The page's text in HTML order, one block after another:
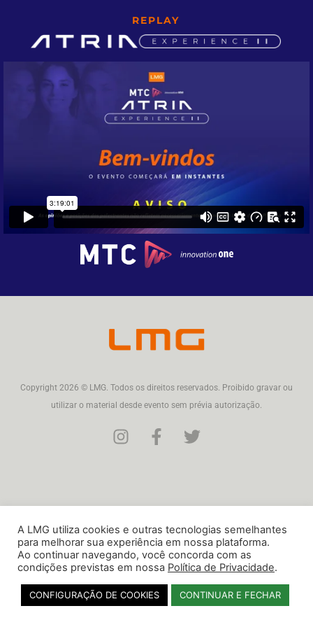
REPLAY
Copyright 2026 © LMG. Todos os direitos reservados. Proibido gravar ou
utilizar o material desde evento sem prévia autorização.
A LMG utiliza cookies e outras tecnologias semelhantes
para melhorar sua experiência em nossa plataforma.
Ao continuar navegando, você concorda com as
condições previstas em nossa Política de Privacidade.
CONFIGURAÇÃO DE COOKIES CONTINUAR E FECHAR